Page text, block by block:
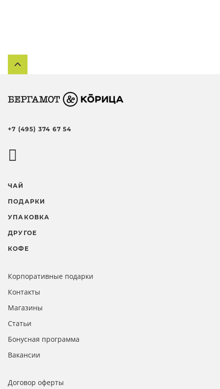
+7 (495) 374 67 54
ЧАЙ
ПОДАРКИ
УПАКОВКА
ДРУГОЕ
КОФЕ
Корпоративные подарки
Контакты
Магазины
Статьи
Бонусная программа
Вакансии
Договор оферты